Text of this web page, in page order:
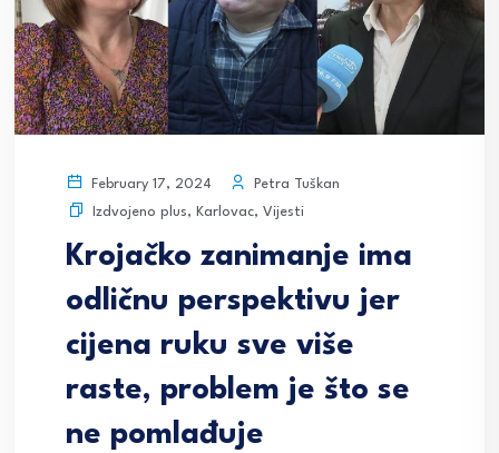
February 17, 2024
Petra Tuškan
Izdvojeno plus, Karlovac, Vijesti
Krojačko zanimanje ima
odličnu perspektivu jer
cijena ruku sve više
raste, problem je što se
ne pomlađuje